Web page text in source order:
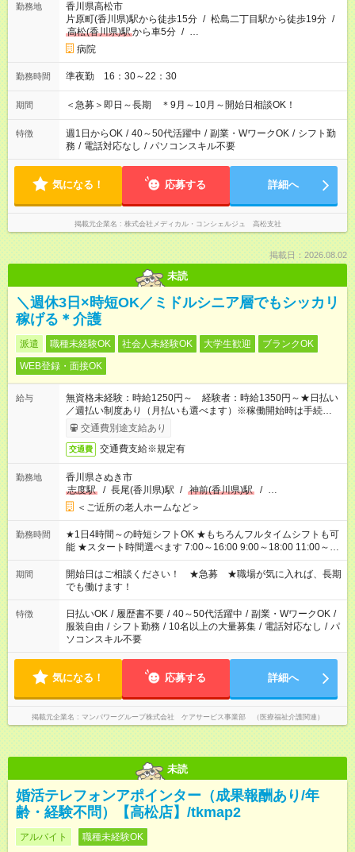
勤務地
香川県高松市
片原町(香川県)駅から徒歩15分 / 松島二丁目駅から徒歩19分 /
高松(香川県)駅から車5分 / …
病院
勤務時間 準夜勤 16：30～22：30
期間 ＜急募＞即日～長期 ＊9月～10月～開始日相談OK！
特徴 週1日からOK / 40～50代活躍中 / 副業・WワークOK / シフト勤
務 / 電話対応なし / パソコンスキル不要
気になる！ 応募する 詳細へ
掲載元企業名 株式会社メディカル・コンシェルジュ 高松支社
掲載日：2026.08.02
未読
＼週休3日×時短OK／ミドルシニア層でもシッカリ
稼げる＊介護
派遣 職種未経験OK 社会人未経験OK 大学生歓迎
ブランクOK
WEB登録・面接OK
給与
無資格未経験：時給1250円～ 経験者：時給1350円～★日払い
／週払い制度あり（月払いも選べます）※稼働開始時は手続き完
了次第のお支払いとなります。
交通費別途支給あり
交通費 交通費支給※規定有
勤務地
香川県さぬき市
志度駅
/ 長尾(香川県)駅 / 神前(香川県)駅 / …
＜ご近所の老人ホームなど＞
勤務時間
★1日4時間～の時短シフトOK ★もちろんフルタイムシフトも可
能 ★スタート時間選べます 7:00～16:00 9:00～18:00 11:00～
20:00 など 残業なし！ ※Wワークの場合、他のお仕事と合わせ
週40時間超の就業はご案内できません ※法令に基づき、週20時
間以上勤務は社会保険への加入対象となります ※労働者派遣法
（日雇い派遣の原則禁止）により、短時間・短期間の就業はご
案内が難しい場合があります
期間
開始日はご相談ください！ ★急募 ★職場が気に入れば、長期
でも働けます！
特徴 日払いOK / 履歴書不要 / 40～50代活躍中 / 副業・WワークOK /
服装自由 / シフト勤務 / 10名以上の大量募集 / 電話対応なし / パ
ソコンスキル不要
気になる！ 応募する 詳細へ
掲載元企業名 マンパワーグループ株式会社 ケアサービス事業部 （医療福祉介護関連）
未読
婚活テレフォンアポインター（成果報酬あり/年
齢・経験不問）【高松店】/tkmap2
アルバイト 職種未経験OK